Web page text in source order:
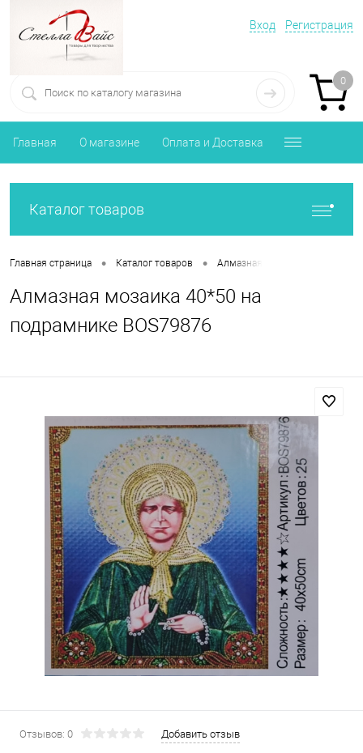
Вход Регистрация
0
Главная О магазине Оплата и Доставка
Каталог товаров
Главная страница • Каталог товаров • Алмазная мозаика
Алмазная мозаика 40*50 на
подрамнике BOS79876
Отзывов: 0 Добавить отзыв